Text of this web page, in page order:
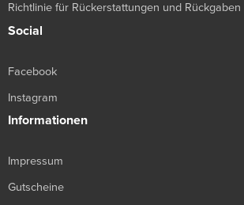
Richtlinie für Rückerstattungen und Rückgaben
Social
Facebook
Instagram
Informationen
Impressum
Gutscheine